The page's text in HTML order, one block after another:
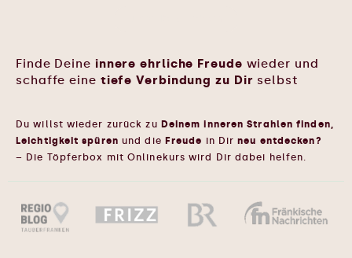
Finde Deine innere ehrliche Freude wieder und
schaffe eine tiefe Verbindung zu Dir selbst
Du willst wieder zurück zu Deinem inneren Strahlen finden,
Leichtigkeit spüren und die Freude in Dirneu entdecken?
– Die Töpferbox mit Onlinekurs wird Dir dabei helfen.